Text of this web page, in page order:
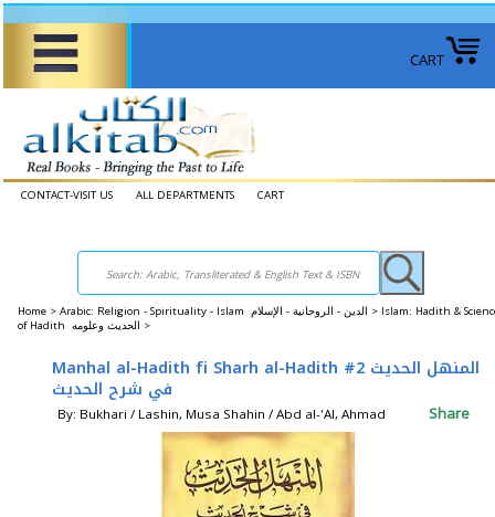
CART
CONTACT-VISIT US ALL DEPARTMENTS CART
Home > Arabic: Religion - Spirituality - Islam الدين - الروحانية - الإسلام > Islam: Hadith &
of Hadith الحديث وعلومه >
Manhal al-Hadith fi Sharh al-Hadith #2 المنهل الحديث
في شرح الحديث
By: Bukhari / Lashin, Musa Shahin / Abd al-'Al, Ahmad Share